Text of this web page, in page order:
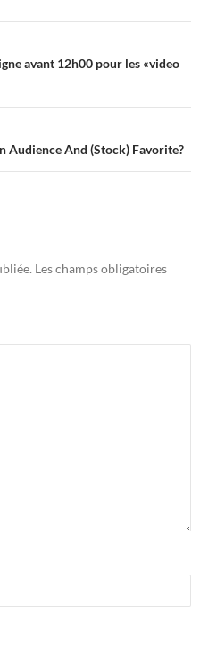
avant 12h00 pour les «video
Audience And (Stock) Favorite?
Les champs obligatoires